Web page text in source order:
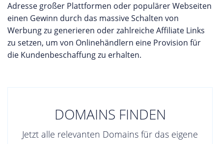
Adresse großer Plattformen oder populärer Webseiten
einen Gewinn durch das massive Schalten von
Werbung zu generieren oder zahlreiche Affiliate Links
zu setzen, um von Onlinehändlern eine Provision für
die Kundenbeschaffung zu erhalten.
DOMAINS FINDEN
Jetzt alle relevanten Domains für das eigene